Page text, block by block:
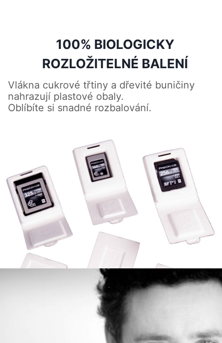
100% BIOLOGICKY
ROZLOŽITELNÉ BALENÍ
Vlákna cukrové třtiny a dřevité buničiny
nahrazují plastové obaly.
Oblíbíte si snadné rozbalování.